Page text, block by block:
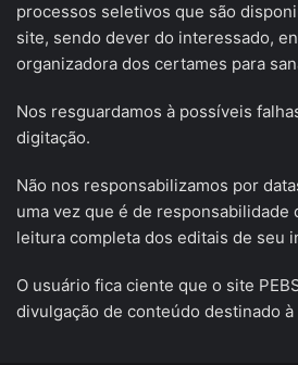
processos seletivos que são
site, sendo dever do interessado,
organizadora dos certames para
Nos resguardamos à possíveis
digitação.
Não nos responsabilizamos por
uma vez que é de responsabilidade
leitura completa dos editais de seu
O usuário fica ciente que o site
divulgação de conteúdo destinado